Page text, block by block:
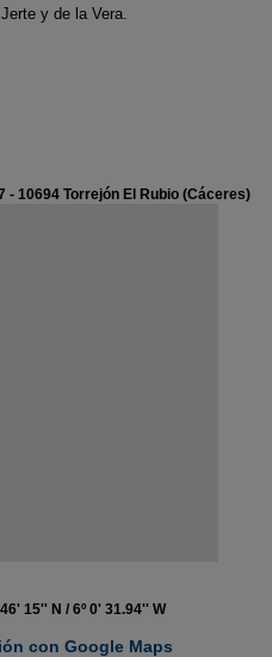
y de la Vera.
- 10694 Torrejón El Rubio (Cáceres)
15'' N / 6º 0' 31.94'' W
con Google Maps